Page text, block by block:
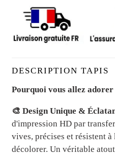
DESCRIPTION TAPIS
Pourquoi vous allez adorer
🎨 Design Unique &
d'impression HD par
vives, précises et résistent à
décolorer. Un véritable